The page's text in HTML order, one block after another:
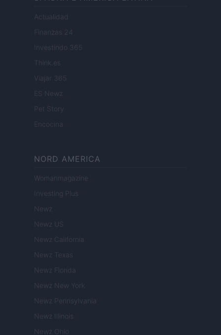
Actualidad
Finanzas 24
Investindo 365
Think.es
Viajar 365
ES Newz
Pet Story
Encocina
NORD AMERICA
Womanmagazine
Investing Plus
Newz
Newz US
Newz California
Newz Texas
Newz Florida
Newz New York
Newz Pennsylvania
Newz Illinois
Newz Ohio